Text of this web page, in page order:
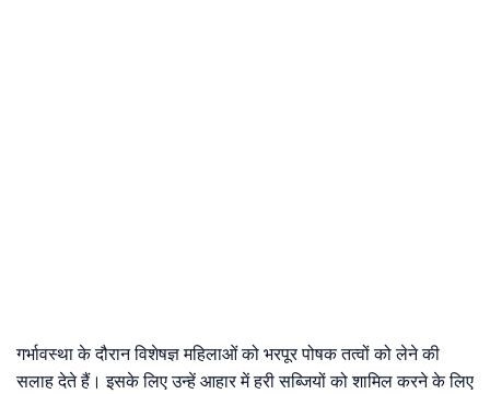
गर्भावस्था के दौरान विशेषज्ञ महिलाओं को भरपूर पोषक तत्वों को लेने की
सलाह देते हैं। इसके लिए उन्हें आहार में हरी सब्जियों को शामिल करने के लिए